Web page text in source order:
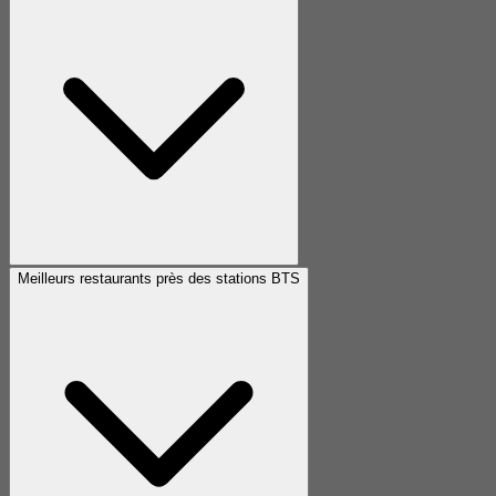
Meilleurs restaurants près des stations BTS